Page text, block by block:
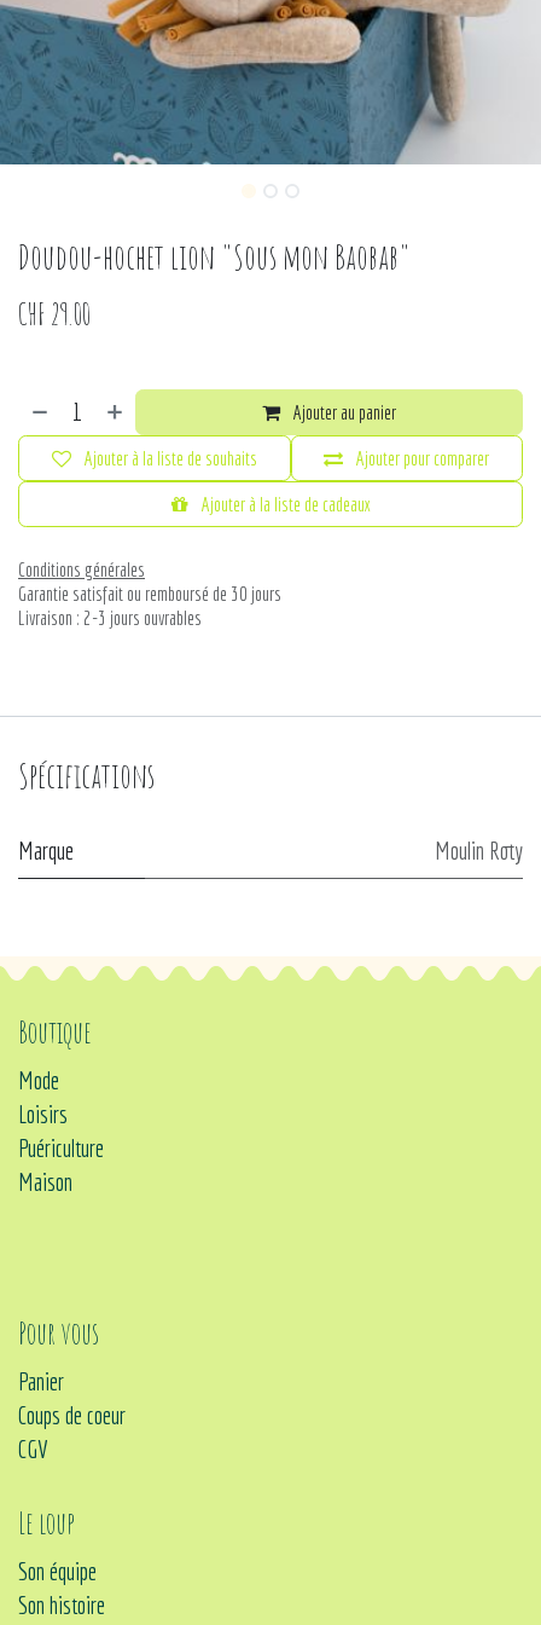
Doudou-hochet lion "Sous mon Baobab"
CHF 29.00
Ajouter au panier
Ajouter pour comparer
Ajouter à la liste de cadeaux
Ajouter à la liste de souhaits
Conditions générales
Garantie satisfait ou remboursé de 30 jours
Livraison : 2-3 jours ouvrables
Spécifications
Marque Moulin Roty
Boutique
Mode
Loisirs
Puériculture
Maison
Pour vous
Panier
Coups de coeur
CGV
Le loup
Son équipe
Son histoire